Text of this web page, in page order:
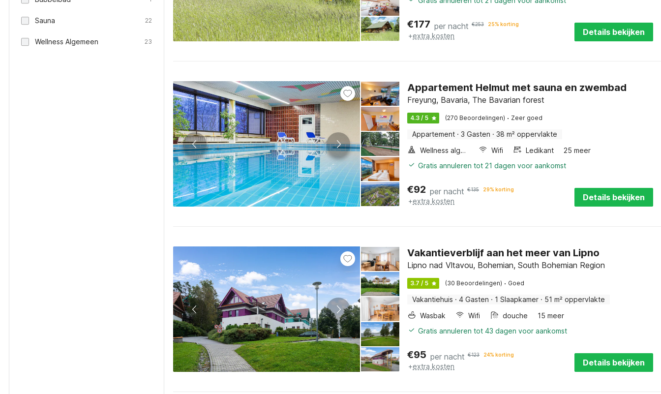
Sauna 22
Wellness Algemeen 23
€177 per nacht €253 25% korting
+extra kosten Details bekijken
Appartement Helmut met sauna en zwembad
Freyung, Bavaria, The Bavarian forest
4.3 / 5 (270 Beoordelingen) · Zeer goed
Appartement · 3 Gasten · 38 m² oppervlakte
Wellness algemeen
Wifi Ledikant
25 meer
Gratis annuleren tot 21 dagen voor aankomst
€92 per nacht €135 29% korting
+extra kosten Details bekijken
Vakantieverblijf aan het meer van Lipno
Lipno nad Vltavou, Bohemian, South Bohemian Region
3.7 / 5 (30 Beoordelingen) · Goed
Vakantiehuis · 4 Gasten · 1 Slaapkamer · 51 m² oppervlakte
Wasbak
Wifi douche
15 meer
Gratis annuleren tot 43 dagen voor aankomst
€95 per nacht €123 24% korting
+extra kosten Details bekijken